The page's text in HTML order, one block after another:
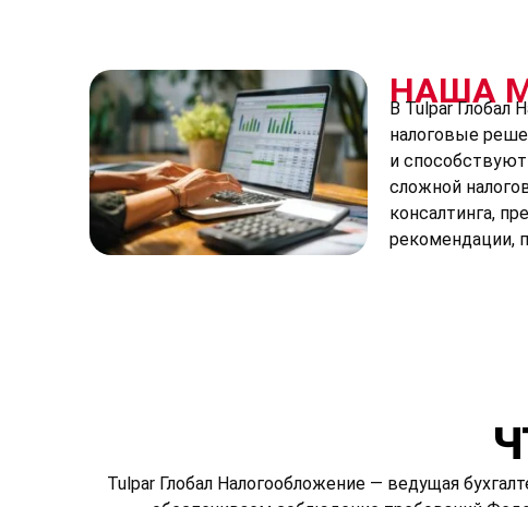
НАША
В Tulpar Глобал
налоговые
и
сложной
консалтинга,
рекомендации,
Tulpar Глобал Налогообложение — ведущая